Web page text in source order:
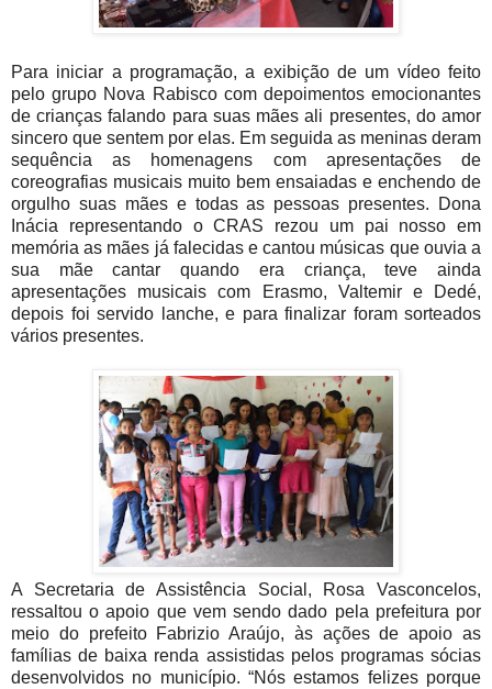
Para iniciar a programação, a exibição de um vídeo feito
pelo grupo Nova Rabisco com depoimentos emocionantes
de crianças falando para suas mães ali presentes, do amor
sincero que sentem por elas. Em seguida as meninas deram
sequência as homenagens com apresentações de
coreografias musicais muito bem ensaiadas e enchendo de
orgulho suas mães e todas as pessoas presentes. Dona
Inácia representando o CRAS rezou um pai nosso em
memória as mães já falecidas e cantou músicas que ouvia a
sua mãe cantar quando era criança, teve ainda
apresentações musicais com Erasmo, Valtemir e Dedé,
depois foi servido lanche, e para finalizar foram sorteados
vários presentes.
A Secretaria de Assistência Social, Rosa Vasconcelos,
ressaltou o apoio que vem sendo dado pela prefeitura por
meio do prefeito Fabrizio Araújo, às ações de apoio as
famílias de baixa renda assistidas pelos programas sócias
desenvolvidos no município. “Nós estamos felizes porque